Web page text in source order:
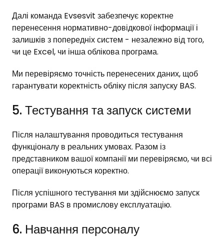
Далі команда Evsesvit забезпечує коректне
перенесення нормативно-довідкової інформації і
залишків з попередніх систем - незалежно від того,
чи це Excel, чи інша облікова програма.
Ми перевіряємо точність перенесених даних, щоб
гарантувати коректність обліку після запуску BAS.
5. Тестування та запуск системи
Після налаштування проводиться тестування
функціоналу в реальних умовах. Разом із
представником вашої компанії ми перевіряємо, чи всі
операції виконуються коректно.
Після успішного тестування ми здійснюємо запуск
програми BAS в промислову експлуатацію.
6. Навчання персоналу